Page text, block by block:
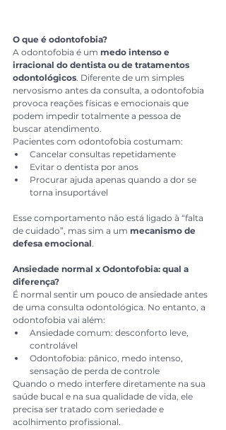
O que é odontofobia?
A odontofobia é um medo intenso e
irracional do dentista ou de tratamentos
odontológicos. Diferente de um simples
nervosismo antes da consulta, a odontofobia
provoca reações físicas e emocionais que
podem impedir totalmente a pessoa de
buscar atendimento.
Pacientes com odontofobia costumam:
Cancelar consultas repetidamente
Evitar o dentista por anos
Procurar ajuda apenas quando a dor se
torna insuportável
Esse comportamento não está ligado à “falta
de cuidado”, mas sim a um mecanismo de
defesa emocional.
Ansiedade normal x Odontofobia: qual a
diferença?
É normal sentir um pouco de ansiedade antes
de uma consulta odontológica. No entanto, a
odontofobia vai além:
Ansiedade comum: desconforto leve,
controlável
Odontofobia: pânico, medo intenso,
sensação de perda de controle
Quando o medo interfere diretamente na sua
saúde bucal e na sua qualidade de vida, ele
precisa ser tratado com seriedade e
acolhimento profissional.